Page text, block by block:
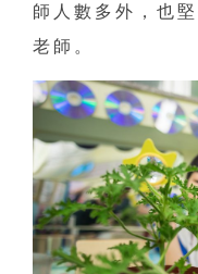
師人數多外，也
老師。